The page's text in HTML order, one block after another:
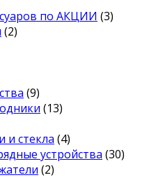
по АКЦИИ (3)
(2)
(9)
(13)
и стекла (4)
устройства (30)
(2)